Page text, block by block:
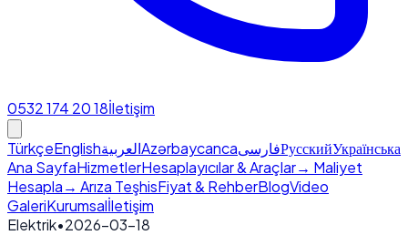
0532 174 20 18İletişim
TürkçeEnglishالعربيةAzərbaycancaفارسیРусскийУкраїнська
Ana SayfaHizmetlerHesaplayıcılar & Araçlar→ Maliyet
Hesapla→ Arıza TeşhisFiyat & RehberBlogVideo
GaleriKurumsalİletişim
Elektrik•2026-03-18